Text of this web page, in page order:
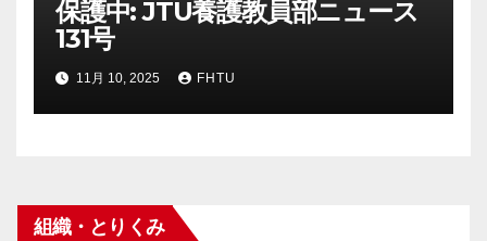
保護中: JTU養護教員部ニュース
131号
11月 10, 2025 FHTU
組織・とりくみ